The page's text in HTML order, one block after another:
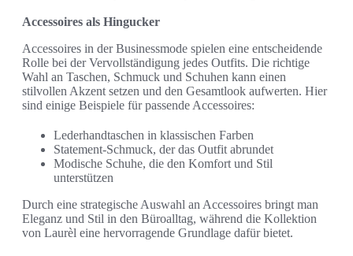
Accessoires als Hingucker
Accessoires in der Businessmode spielen eine entscheidende
Rolle bei der Vervollständigung jedes Outfits. Die richtige
Wahl an Taschen, Schmuck und Schuhen kann einen
stilvollen Akzent setzen und den Gesamtlook aufwerten. Hier
sind einige Beispiele für passende Accessoires:
Lederhandtaschen in klassischen Farben
Statement-Schmuck, der das Outfit abrundet
Modische Schuhe, die den Komfort und Stil
unterstützen
Durch eine strategische Auswahl an Accessoires bringt man
Eleganz und Stil in den Büroalltag, während die Kollektion
von Laurèl eine hervorragende Grundlage dafür bietet.